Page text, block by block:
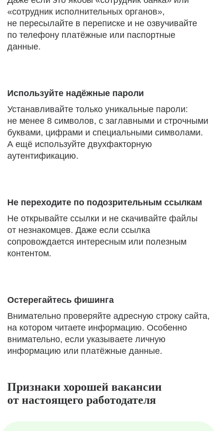
«сотрудник исполнительных органов»,
не пересылайте в переписке и не озвучивайте
по телефону платёжные или паспортные
данные.
Используйте надёжные пароли
Устанавливайте только уникальные пароли:
не менее 8 символов, с заглавными и строчными
буквами, цифрами и специальными символами.
А ещё используйте двухфакторную
аутентификацию.
Не переходите по подозрительным ссылкам
Не открывайте ссылки и не скачивайте файлы
от незнакомцев. Даже если ссылка
сопровождается интересным или полезным
контентом.
Остерегайтесь фишинга
Внимательно проверяйте адресную строку сайта,
на котором читаете информацию. Особенно
внимательно, если указываете личную
информацию или платёжные данные.
Признаки хорошей вакансии
от настоящего работодателя